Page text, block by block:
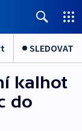
SLEDOVAT
kalhot
do